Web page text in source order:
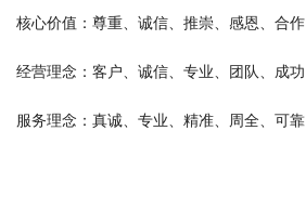
核心价值：尊重、诚信、推崇、感恩、合作
经营理念：客户、诚信、专业、团队、成功
服务理念：真诚、专业、精准、周全、可靠